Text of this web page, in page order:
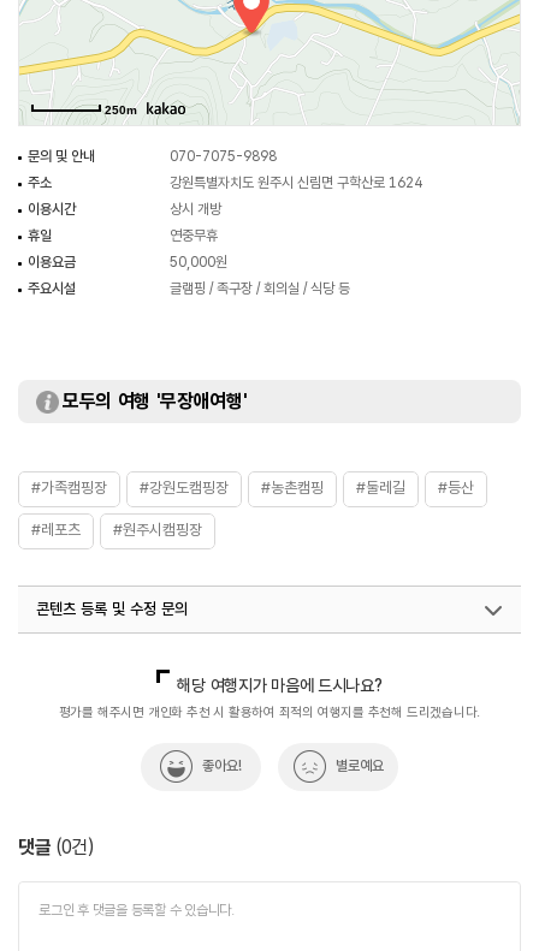
250m
문의 및 안내
070-7075-9898
주소
강원특별자치도 원주시 신림면 구학산로 1624
이용시간
상시 개방
휴일
연중무휴
이용요금
50,000원
주요시설
글램핑 / 족구장 / 회의실 / 식당 등
모두의 여행 '무장애여행'
#가족캠핑장 #강원도캠핑장 #농촌캠핑 #둘레길 #등산
#레포츠 #원주시캠핑장
콘텐츠 등록 및 수정 문의
해당 여행지가 마음에 드시나요?
평가를 해주시면 개인화 추천 시 활용하여 최적의 여행지를 추천해 드리겠습니다.
좋아요! 별로예요
댓글 (0건)